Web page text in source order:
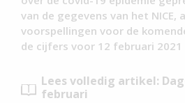
van de gegevens van het NICE,
voorspellingen voor de
de cijfers voor 12 februari 2021
Lees volledig artikel:
februari